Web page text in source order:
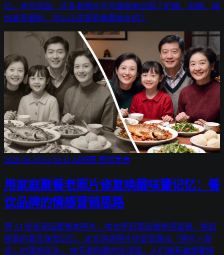
忆。岁月流逝，许多老照片不可避免地出现了折痕、划痕、褪
色甚至破损。怎么让这些影像重焕生机？
2026-06-18 01:30:11 AI修图 餐饮美食
用家庭聚餐老照片修复唤醒味蕾记忆：餐
饮品牌的情感营销思路
用 AI 修复家庭聚餐老照片，结合怀旧菜品做情感营销，唤起
顾客的童年味觉记忆。本文讲清照片修复思路与「照片＋菜
品」的落地玩法。 快节奏的都市生活里，人们越来越想要情